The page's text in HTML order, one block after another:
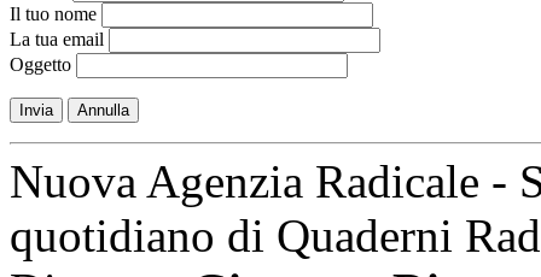
Il tuo nome
La tua email
Oggetto
Invia Annulla
Nuova Agenzia Radicale -
quotidiano di Quaderni